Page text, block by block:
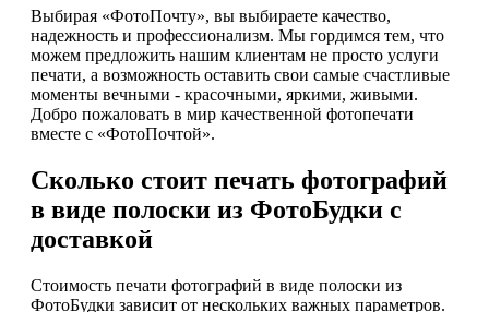
Выбирая «ФотоПочту», вы выбираете качество,
надежность и профессионализм. Мы гордимся тем, что
можем предложить нашим клиентам не просто услуги
печати, а возможность оставить свои самые счастливые
моменты вечными - красочными, яркими, живыми.
Добро пожаловать в мир качественной фотопечати
вместе с «ФотоПочтой».
Сколько стоит печать фотографий
в виде полоски из ФотоБудки с
доставкой
Стоимость печати фотографий в виде полоски из
ФотоБудки зависит от нескольких важных параметров.